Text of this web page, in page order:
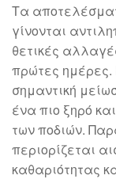
Τα
γίνονται
θετικές
πρώτες ημέρες.
σημαντική
ένα πιο ξηρό
των ποδιών.
περιορίζεται
καθαριότητας